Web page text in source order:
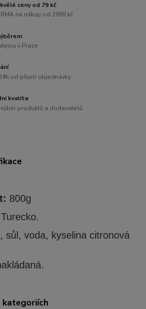
ceny od 79 kč
na nákup od 2999 kč
v Praze
od přijetí objednávky
kvalita
produktů a dodavatelů
800g
Turecko.
sůl, voda, kyselina citronová
kategoriích